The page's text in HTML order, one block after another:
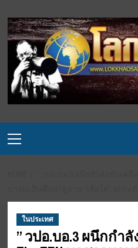
to
content
Menu
ในประเทศ
” วปอ.บอ.3 ผนึกกำ